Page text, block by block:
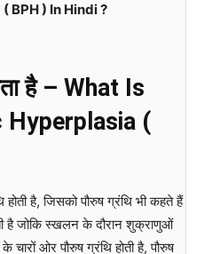
BPH ) In Hindi ?
है – What Is
Hyperplasia (
है, जिसको पौरुष ग्रंथि भी कहते हैं
है जोकि स्खलन के दौरान शुक्राणुओं
चारों ओर पौरुष ग्रंथि होती है, पौरुष